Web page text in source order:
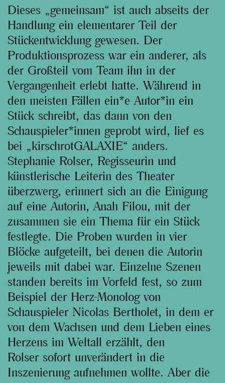
Dieses „gemeinsam“ ist auch abseits der
Handlung ein elementarer Teil der
Stückentwicklung gewesen. Der
Produktionsprozess war ein anderer, als
der Großteil vom Team ihn in der
Vergangenheit erlebt hatte. Während in
den meisten Fällen ein*e Autor*in ein
Stück schreibt, das dann von den
Schauspieler*innen geprobt wird, lief es
bei „kirschrotGALAXIE“ anders.
Stephanie Rolser, Regisseurin und
künstlerische Leiterin des Theater
überzwerg, erinnert sich an die Einigung
auf eine Autorin, Anah Filou, mit der
zusammen sie ein Thema für ein Stück
festlegte. Die Proben wurden in vier
Blöcke aufgeteilt, bei denen die Autorin
jeweils mit dabei war. Einzelne Szenen
standen bereits im Vorfeld fest, so zum
Beispiel der Herz-Monolog von
Schauspieler Nicolas Bertholet, in dem er
von dem Wachsen und dem Lieben eines
Herzens im Weltall erzählt, den
Rolser sofort unverändert in die
Inszenierung aufnehmen wollte. Aber die